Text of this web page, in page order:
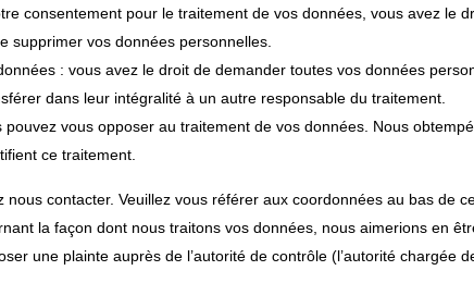
consentement pour le traitement de vos données, vous avez le
supprimer vos données personnelles.
: vous avez le droit de demander toutes vos données
dans leur intégralité à un autre responsable du traitement.
pouvez vous opposer au traitement de vos données. Nous
ce traitement.
nous contacter. Veuillez vous référer aux coordonnées au bas de
la façon dont nous traitons vos données, nous aimerions en
une plainte auprès de l’autorité de contrôle (l’autorité chargée